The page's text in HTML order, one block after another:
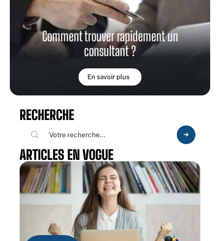
Comment trouver rapidement un
consultant ?
En savoir plus
RECHERCHE
ARTICLES EN VOGUE